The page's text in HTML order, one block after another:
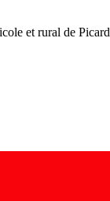
et rural de